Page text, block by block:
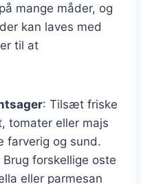
mange måder, og
kan laves med
til at
: Tilsæt friske
tomater eller majs
farverig og sund.
Brug forskellige oste
eller parmesan